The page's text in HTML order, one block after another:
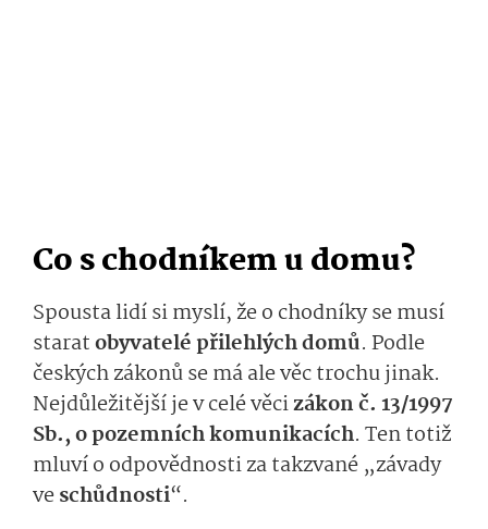
Co s chodníkem u domu?
Spousta lidí si myslí, že o chodníky se musí
staratobyvatelé přilehlých domů. Podle
českých zákonů se má ale věc trochu jinak.
Nejdůležitější je v celé věcizákon č. 13/1997
Sb., o pozemních komunikacích. Ten totiž
mluví o odpovědnosti za takzvané „závady
veschůdnosti“.